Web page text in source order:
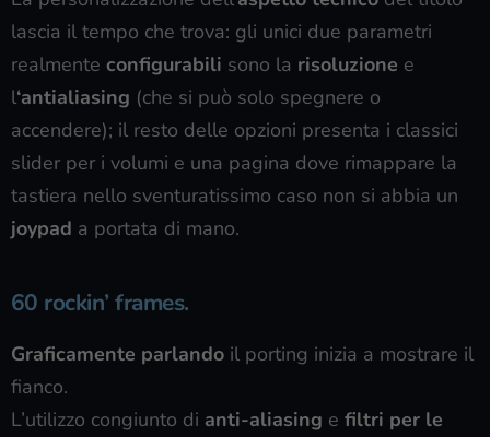
lascia il tempo che trova: gli unici due parametri
realmente configurabili sono la risoluzione e
l‘antialiasing (che si può solo spegnere o
accendere); il resto delle opzioni presenta i classici
slider per i volumi e una pagina dove rimappare la
tastiera nello sventuratissimo caso non si abbia un
joypad a portata di mano.
60 rockin’ frames.
Graficamente parlando il porting inizia a mostrare il
fianco.
L’utilizzo congiunto di anti-aliasing e filtri per le